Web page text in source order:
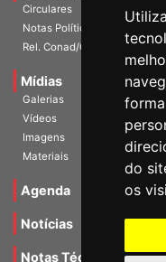
do
os
Circulares
Notas Políticas
Rel. Conad/Congresso
Mídias
Galerias
Vídeos
Imagens
Materiais
Agenda
Notícias
Notas Técnicas